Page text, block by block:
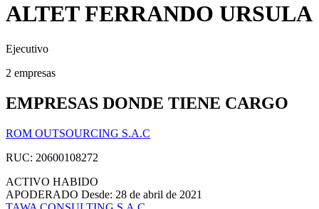
ALTET FERRANDO URSULA
Ejecutivo
2 empresas
EMPRESAS DONDE TIENE CARGO
ROM OUTSOURCING S.A.C
RUC: 20600108272
ACTIVO HABIDO
APODERADO Desde: 28 de abril de 2021